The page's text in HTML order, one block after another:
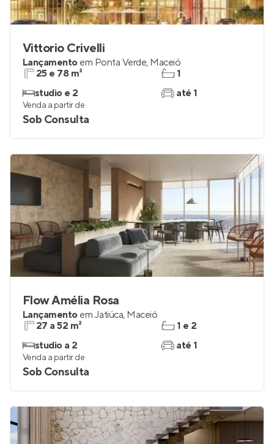
Vittorio Crivelli
Lançamento em Ponta Verde, Maceió
25 e 78 m²
studio e 2
1
até 1
Venda a partir de
Sob Consulta
Flow Amélia Rosa
Lançamento em Jatiúca, Maceió
27 a 52 m²
studio a 2
1 e 2
até 1
Venda a partir de
Sob Consulta